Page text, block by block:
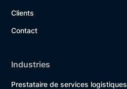
Clients
Contact
Industries
Prestataire de services logistiques